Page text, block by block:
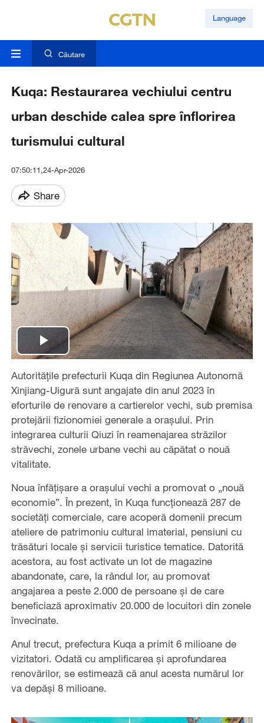
Language
Căutare
Kuqa: Restaurarea vechiului centru
urban deschide calea spre înflorirea
turismului cultural
07:50:11,24-Apr-2026
Share
Play
Video
Autoritățile prefecturii Kuqa din Regiunea Autonomă
Xinjiang-Uigură sunt angajate din anul 2023 în
eforturile de renovare a cartierelor vechi, sub premisa
protejării fizionomiei generale a orașului. Prin
integrarea culturii Qiuzi în reamenajarea străzilor
străvechi, zonele urbane vechi au căpătat o nouă
vitalitate.
Noua înfățișare a orașului vechi a promovat o „nouă
economie”. În prezent, în Kuqa funcționează 287 de
societăți comerciale, care acoperă domenii precum
ateliere de patrimoniu cultural imaterial, pensiuni cu
trăsături locale și servicii turistice tematice. Datorită
acestora, au fost activate un lot de magazine
abandonate, care, la rândul lor, au promovat
angajarea a peste 2.000 de persoane și de care
beneficiază aproximativ 20.000 de locuitori din zonele
învecinate.
Anul trecut, prefectura Kuqa a primit 6 milioane de
vizitatori. Odată cu amplificarea și aprofundarea
renovărilor, se estimează că anul acesta numărul lor
va depăși 8 milioane.